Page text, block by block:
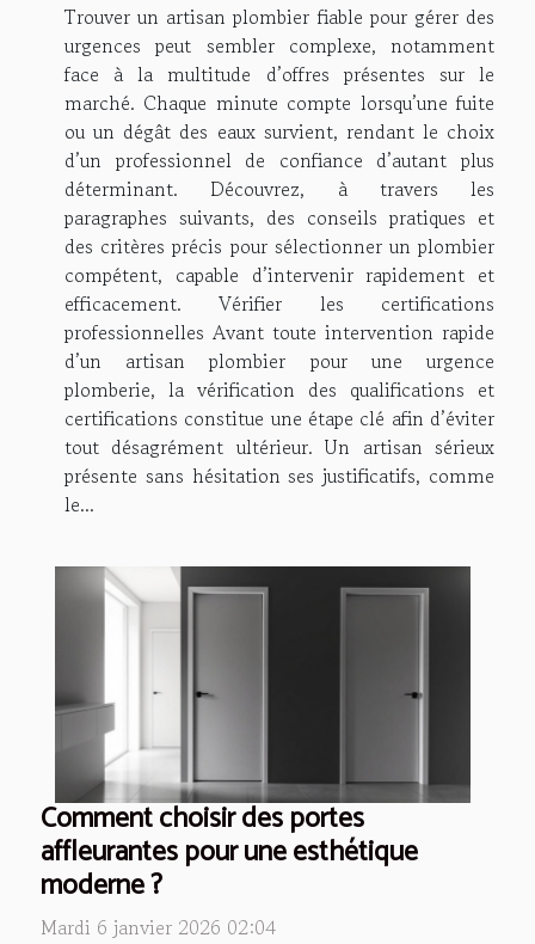
Trouver un artisan plombier fiable pour gérer des
urgences peut sembler complexe, notamment
face à la multitude d’offres présentes sur le
marché. Chaque minute compte lorsqu’une fuite
ou un dégât des eaux survient, rendant le choix
d’un professionnel de confiance d’autant plus
déterminant. Découvrez, à travers les
paragraphes suivants, des conseils pratiques et
des critères précis pour sélectionner un plombier
compétent, capable d’intervenir rapidement et
efficacement. Vérifier les certifications
professionnelles Avant toute intervention rapide
d’un artisan plombier pour une urgence
plomberie, la vérification des qualifications et
certifications constitue une étape clé afin d’éviter
tout désagrément ultérieur. Un artisan sérieux
présente sans hésitation ses justificatifs, comme
le...
Comment choisir des portes
affleurantes pour une esthétique
moderne ?
Mardi 6 janvier 2026 02:04